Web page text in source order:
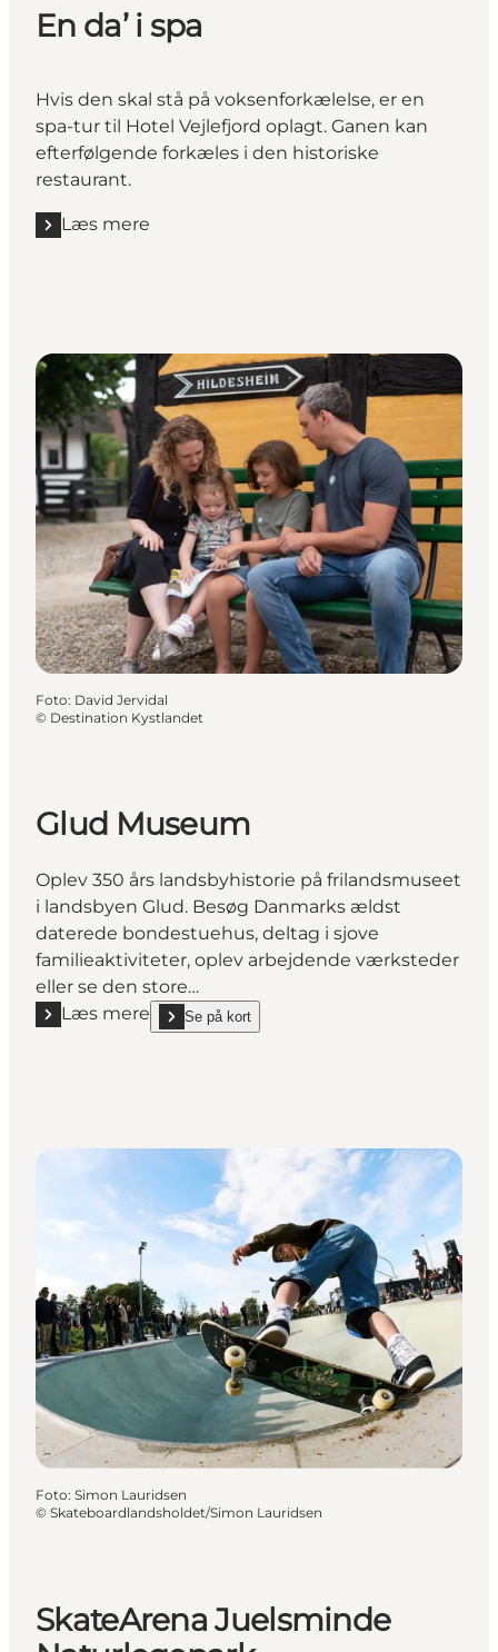
En da’ i spa
Hvis den skal stå på voksenforkælelse, er en
spa-tur til Hotel Vejlefjord oplagt. Ganen kan
efterfølgende forkæles i den historiske
restaurant.
Læs mere
Læs mere "En da’ i spa"
Foto: David Jervidal
© Destination Kystlandet
Glud Museum
Oplev 350 års landsbyhistorie på frilandsmuseet
i landsbyen Glud. Besøg Danmarks ældst
daterede bondestuehus, deltag i sjove
familieaktiviteter, oplev arbejdende værksteder
eller se den store…
Læs mere
Læs mere "Glud Museum"
Se på kort
show Glud Museum on_map
Foto: Simon Lauridsen
© Skateboardlandsholdet/Simon Lauridsen
SkateArena Juelsminde